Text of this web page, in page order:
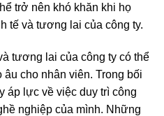
trở nên khó khăn khi họ
tế và tương lai của công ty.
tương lai của công ty có thể
cho nhân viên. Trong bối
áp lực về việc duy trì công
nghiệp của mình. Những